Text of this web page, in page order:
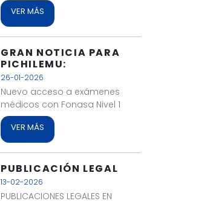
VER MÁS
GRAN NOTICIA PARA
PICHILEMU:
26-01-2026
Nuevo acceso a exámenes
médicos con Fonasa Nivel 1
VER MÁS
PUBLICACIÓN LEGAL
13-02-2026
PUBLICACIONES LEGALES EN